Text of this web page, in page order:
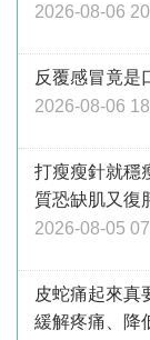
2026-08-06
反覆感冒竟
2026-08-06
打瘦瘦針就穩
質恐缺肌又復
2026-08-05
皮蛇痛起來
緩解疼痛、降